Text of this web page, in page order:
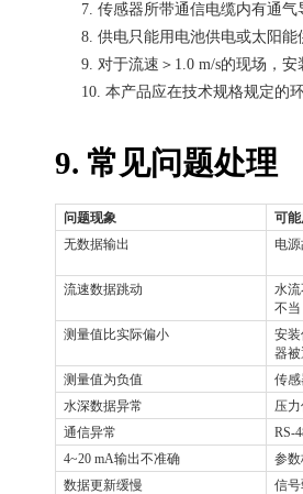
7. 传感器所带通信电缆内有通气
8. 供电只能用电池供电或太阳能
9. 对于流速＞ 1.0 m/s的现场，
10. 本产品应在技术规格规定的
9. 常见问题处理
问题现象 可能
无数据输出
电
流速数据跳动
水
不当
测量值比实际偏小
安
器被
测量值为负值
传感
水深数据异常
压
通信异常
RS-
4~20 mA输出不准确
参
数据更新缓慢
信